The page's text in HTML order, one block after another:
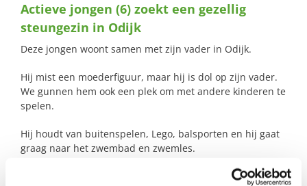
naar:
Actieve jongen (6) zoekt een gezellig
steungezin in Odijk
Deze jongen woont samen met zijn vader in Odijk.
Hij mist een moederfiguur, maar hij is dol op zijn vader.
We gunnen hem ook een plek om met andere kinderen te
spelen.
Hij houdt van buitenspelen, Lego, balsporten en hij gaat
graag naar het zwembad en zwemles.
We zoeken een steungezin in Odijk, het liefst met